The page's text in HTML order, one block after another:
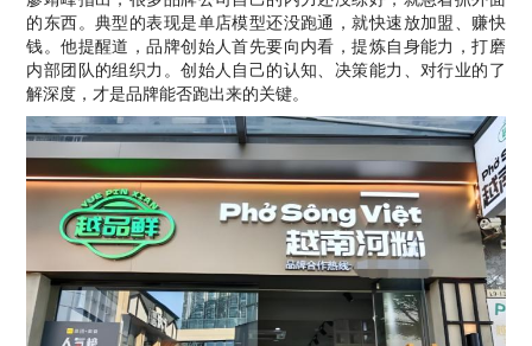
的东西。典型的表现是单店模型还没跑通，就快速放加盟、赚快
钱。他提醒道，品牌创始人首先要向内看，提炼自身能力，打磨
内部团队的组织力。创始人自己的认知、决策能力、对行业的了
解深度，才是品牌能否跑出来的关键。